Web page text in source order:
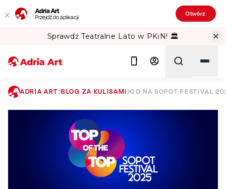
Adria Art
Przejdź do aplikacji Otwórz
Sprawdź Teatralne Lato w PKiN! 🏛️
ADRIA ART BLOG ZA KULISAMI CO NA SOPOT FESTIVAL